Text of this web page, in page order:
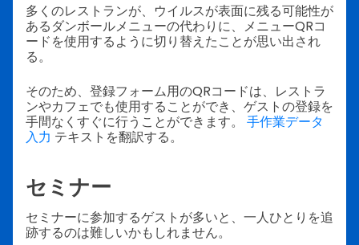
多くのレストランが、ウイルスが表面に残る可能性が
あるダンボールメニューの代わりに、メニューQRコ
ードを使用するように切り替えたことが思い出され
る。
そのため、登録フォーム用のQRコードは、レストラ
ンやカフェでも使用することができ、ゲストの登録を
手間なくすぐに行うことができます。 手作業データ
入力 テキストを翻訳する。
セミナー
セミナーに参加するゲストが多いと、一人ひとりを追
跡するのは難しいかもしれません。